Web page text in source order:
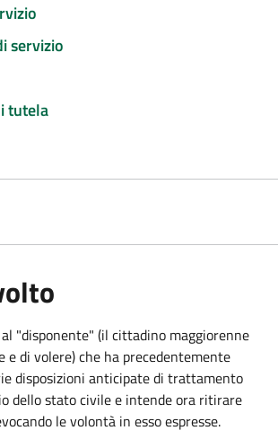
servizio
tutela
"disponente" (il cittadino maggiorenne
e di volere) che ha precedentemente
disposizioni anticipate di trattamento
dello stato civile e intende ora ritirare
le volontà in esso espresse.